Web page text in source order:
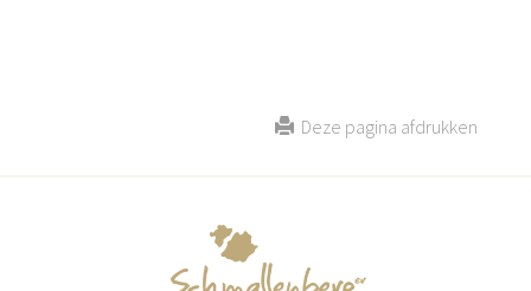
Deze pagina afdrukken